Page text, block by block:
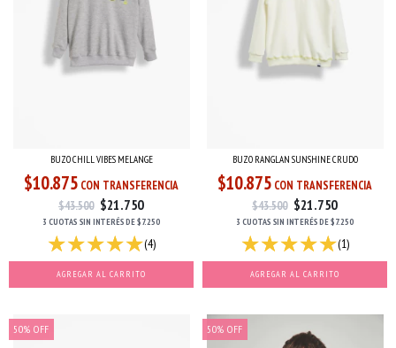
BUZO CHILL VIBES MELANGE
$10.875 CON TRANSFERENCIA
$43.500 $21.750
3 CUOTAS SIN INTERÉSDE$7.250
(4)
AGREGAR AL CARRITO
BUZO RANGLAN SUNSHINE CRUDO
$10.875 CON TRANSFERENCIA
$43.500 $21.750
3 CUOTAS SIN INTERÉSDE$7.250
(1)
AGREGAR AL CARRITO
50% OFF 50% OFF